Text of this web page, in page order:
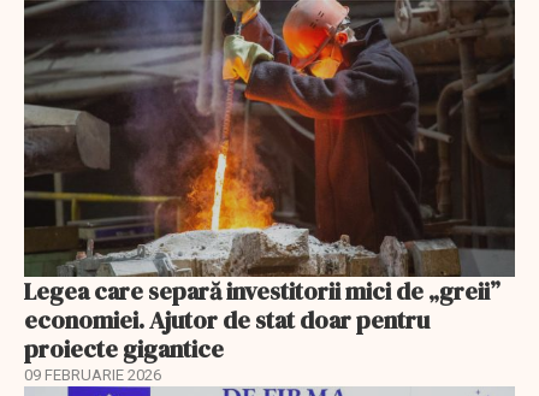
Legea care separă investitorii mici de „greii”
economiei. Ajutor de stat doar pentru
proiecte gigantice
09 FEBRUARIE 2026